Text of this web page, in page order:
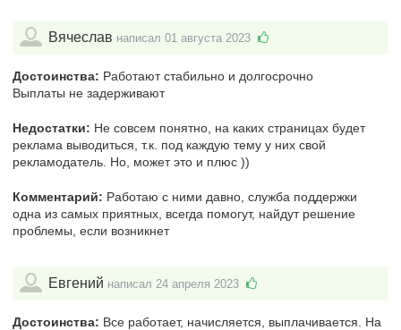
Вячеслав написал 01 августа 2023
Достоинства: Работают стабильно и долгосрочно
Выплаты не задерживают
Недостатки: Не совсем понятно, на каких страницах будет
реклама выводиться, т.к. под каждую тему у них свой
рекламодатель. Но, может это и плюс ))
Комментарий: Работаю с ними давно, служба поддержки
одна из самых приятных, всегда помогут, найдут решение
проблемы, если возникнет
Евгений написал 24 апреля 2023
Достоинства: Все работает, начисляется, выплачивается. На